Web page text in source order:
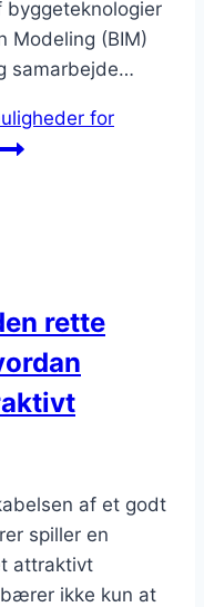
byggeteknologier
Modeling (BIM)
samarbejde…
for
rette
af et godt
spiller en
attraktivt
ikke kun at